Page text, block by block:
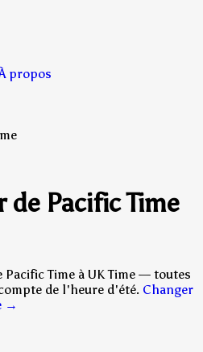
propos
de Pacific Time
Time à UK Time — toutes
de l'heure d'été. Changer
→